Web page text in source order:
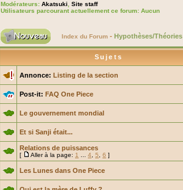
Modérateurs: Akatsuki
Site staff
Utilisateurs parcourant actuellement ce forum: Aucun
Index du Forum - Hypothèses/Théories
Sujets
Annonce: Listing de la section
Post-it: FAQ One Piece
Le gouvernement mondial
Et si Sanji était...
Relations de puissances
[ Aller à la page: 1 4 5 6 ]
Les Lunes dans One Piece